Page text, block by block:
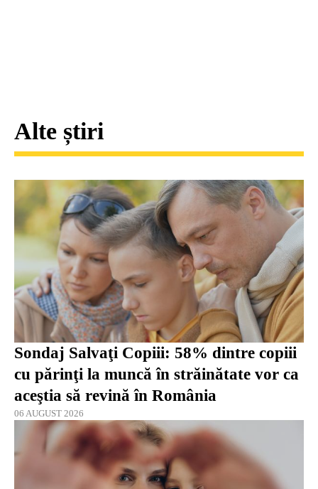
Alte știri
Sondaj Salvaţi Copiii: 58% dintre copiii
cu părinţi la muncă în străinătate vor ca
aceştia să revină în România
06 AUGUST 2026